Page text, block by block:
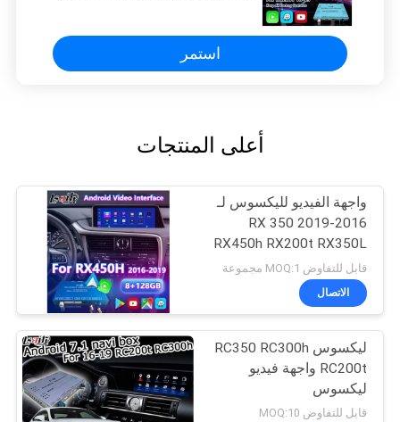
استمر
أعلى المنتجات
واجهة الفيديو لليكسوس لـ
2016-2019 RX 350
RX450h RX200t RX350L
RX450L RX300 RX350
قابل للتفاوض MOQ:1 مجموعة
الاتصال
ليكسوس RC350 RC300h
RC200t واجهة فيديو
ليكسوس
قابل للتفاوض MOQ:10